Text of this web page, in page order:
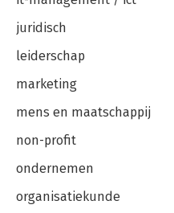
juridisch
leiderschap
marketing
mens en maatschappij
non-profit
ondernemen
organisatiekunde